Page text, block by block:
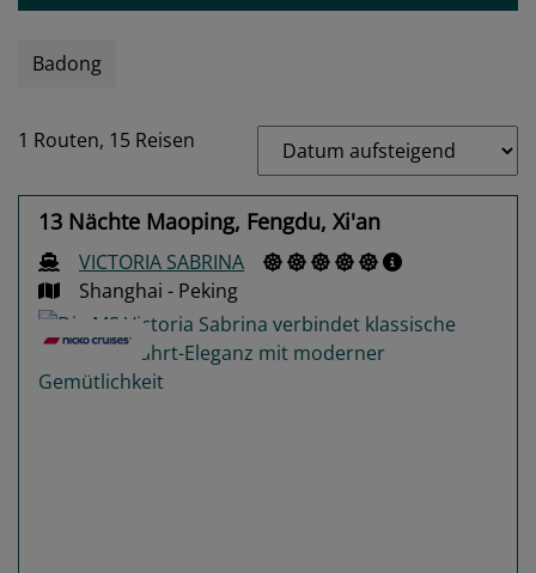
Badong
1 Routen, 15 Reisen
13 Nächte Maoping, Fengdu, Xi'an
VICTORIA SABRINA
Shanghai - Peking